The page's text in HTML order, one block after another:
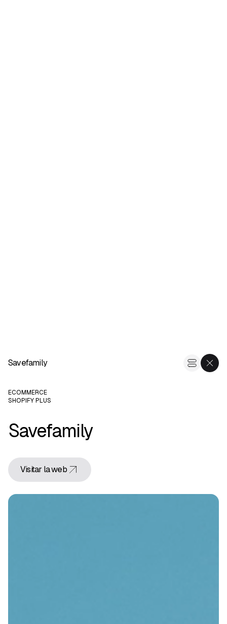
Savefamily
ECOMMERCE
SHOPIFY PLUS
Savefamily
Visitar la web